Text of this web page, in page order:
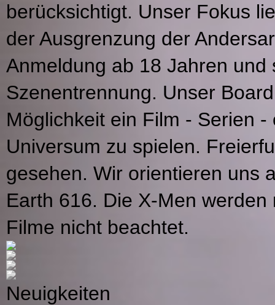
berücksichtigt. Unser Fokus
der Ausgrenzung der
Anmeldung ab 18 Jahren
Szenentrennung. Unser
Möglichkeit ein Film - Serien
Universum zu spielen.
gesehen. Wir orientieren uns
Earth 616. Die X-Men
Filme nicht beachtet.
Neuigkeiten